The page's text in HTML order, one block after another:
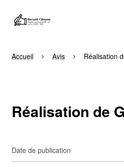
Accueil Avis Réalisation
Réalisation de
Date de publication